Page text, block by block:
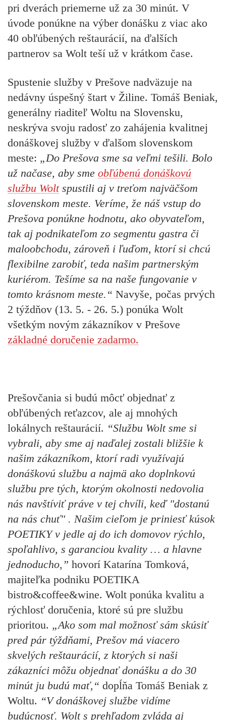
pri dverách priemerne už za 30 minút. V
úvode ponúkne na výber donášku z viac ako
40 obľúbených reštaurácií, na ďalších
partnerov sa Wolt teší už v krátkom čase.
Spustenie služby v Prešove nadväzuje na
nedávny úspešný štart v Žiline. Tomáš Beniak,
generálny riaditeľ Woltu na Slovensku,
neskrýva svoju radosť zo zahájenia kvalitnej
donáškovej služby v ďalšom slovenskom
meste: „Do Prešova sme sa veľmi tešili. Bolo
už načase, aby sme obľúbenú donáškovú
službu Woltspustili aj v treťom najväčšom
slovenskom meste. Veríme, že náš vstup do
Prešova ponúkne hodnotu, ako obyvateľom,
tak aj podnikateľom zo segmentu gastra či
maloobchodu, zároveň i ľuďom, ktorí si chcú
flexibilne zarobiť, teda našim partnerským
kuriérom. Tešíme sa na naše fungovanie v
tomto krásnom meste.“ Navyše, počas prvých
2 týždňov (13. 5. - 26. 5.) ponúka Wolt
všetkým novým zákazníkov v Prešove
základné doručenie zadarmo.
Prešovčania si budú môcť objednať z
obľúbených reťazcov, ale aj mnohých
lokálnych reštaurácií. “Službu Wolt sme si
vybrali, aby sme aj naďalej zostali bližšie k
našim zákazníkom, ktorí radi využívajú
donáškovú službu a najmä ako doplnkovú
službu pre tých, ktorým okolnosti nedovolia
nás navštíviť práve v tej chvíli, keď "dostanú
na nás chuť" . Našim cieľom je priniesť kúsok
POETIKY v jedle aj do ich domovov rýchlo,
spoľahlivo, s garanciou kvality … a hlavne
jednoducho,” hovorí Katarína Tomková,
majiteľka podniku POETIKA
bistro&coffee&wine. Wolt ponúka kvalitu a
rýchlosť doručenia, ktoré sú pre službu
prioritou. „Ako som mal možnosť sám skúsiť
pred pár týždňami, Prešov má viacero
skvelých reštaurácií, z ktorých si naši
zákazníci môžu objednať donášku a do 30
minút ju budú mať,“ dopĺňa Tomáš Beniak z
Woltu. “V donáškovej službe vidíme
budúcnosť. Wolt s prehľadom zvláda aj